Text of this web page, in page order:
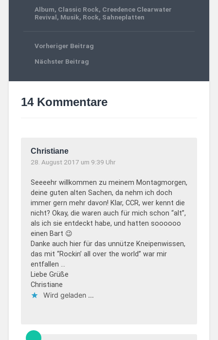
Album, Classic Rock, Creedence Clearwater
Revival, Musik, Rock, Sahneplatten
Vorheriger Beitrag
Nächster Beitrag
14 Kommentare
Christiane
28. August 2017 um 9:39 Uhr
Seeeehr willkommen zu meinem Montagmorgen,
deine guten alten Sachen, da nehm ich doch
immer gern mehr davon! Klar, CCR, wer kennt die
nicht? Okay, die waren auch für mich schon “alt”,
als ich sie entdeckt habe, und hatten soooooo
einen Bart 😉
Danke auch hier für das unnütze Kneipenwissen,
das mit “Rockin’ all over the world” war mir
entfallen …
Liebe Grüße
Christiane
Wird geladen …